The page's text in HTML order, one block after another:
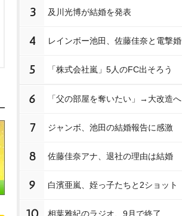
3 及川光博が結婚を発表
4 レインボー池田、佐藤佳奈と電撃婚
5 「株式会社嵐」5人のFC出そろう
6 「父の部屋を奪いたい」→大改造へ
7 ジャンボ、池田の結婚報告に感激
8 佐藤佳奈アナ、退社の理由は結婚
9 白濱亜嵐、姪っ子たちと2ショット
相葉雅紀のラジオ、9月で終了